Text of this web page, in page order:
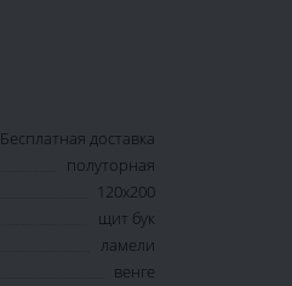
Бесплатная доставка
полуторная
120х200
щит бук
ламели
венге